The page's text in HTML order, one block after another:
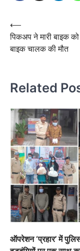
Post
navigation
⟵
पिकअप ने मारी बाइक
बाइक चालक की मौत
Related
ऑपरेशन ‘प्रहार’ में